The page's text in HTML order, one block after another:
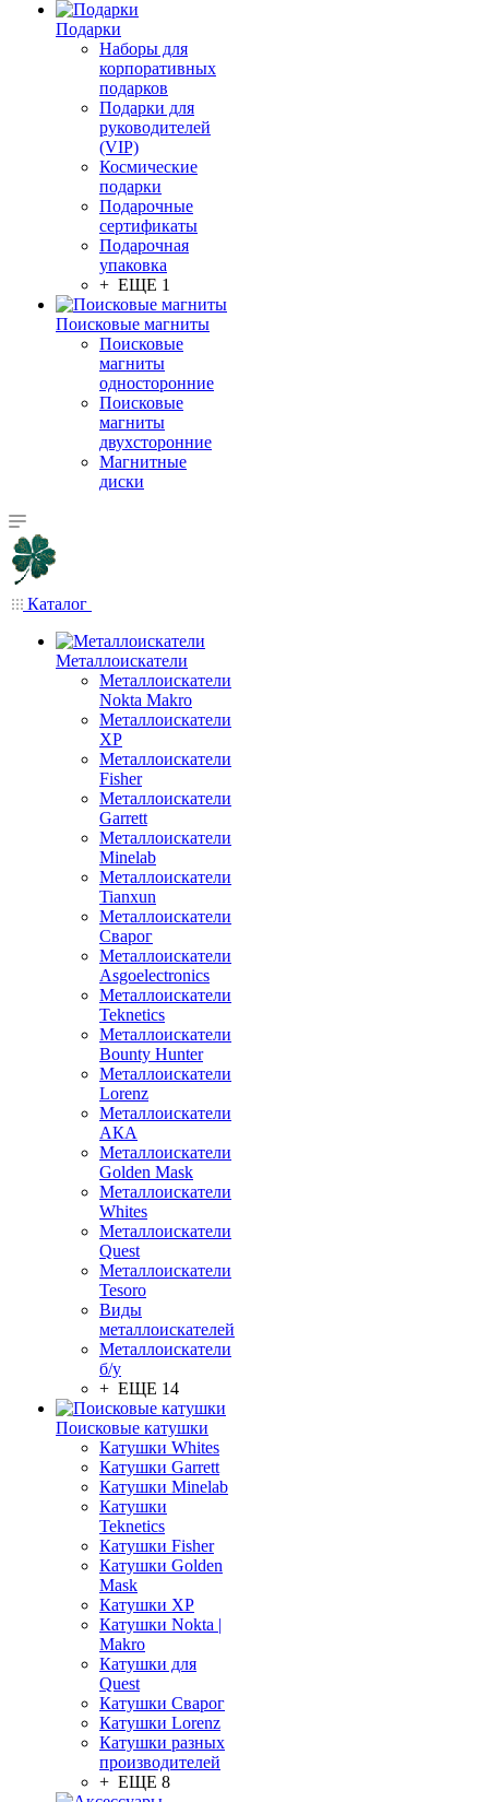
Подарки
Наборы для
корпоративных
подарков
Подарки для
руководителей
(VIP)
Космические
подарки
Подарочные
сертификаты
Подарочная
упаковка
+ ЕЩЕ 1
Поисковые магниты
Поисковые
магниты
односторонние
Поисковые
магниты
двухсторонние
Магнитные
диски
Каталог
Металлоискатели
Металлоискатели
Nokta Makro
Металлоискатели
XP
Металлоискатели
Fisher
Металлоискатели
Garrett
Металлоискатели
Minelab
Металлоискатели
Tianxun
Металлоискатели
Сварог
Металлоискатели
Asgoelectronics
Металлоискатели
Teknetics
Металлоискатели
Bounty Hunter
Металлоискатели
Lorenz
Металлоискатели
АКА
Металлоискатели
Golden Mask
Металлоискатели
Whites
Металлоискатели
Quest
Металлоискатели
Tesoro
Виды
металлоискателей
Металлоискатели
б/у
+ ЕЩЕ 14
Поисковые катушки
Катушки Whites
Катушки Garrett
Катушки Minelab
Катушки
Teknetics
Катушки Fisher
Катушки Golden
Mask
Катушки XP
Катушки Nokta |
Makro
Катушки для
Quest
Катушки Сварог
Катушки Lorenz
Катушки разных
производителей
+ ЕЩЕ 8